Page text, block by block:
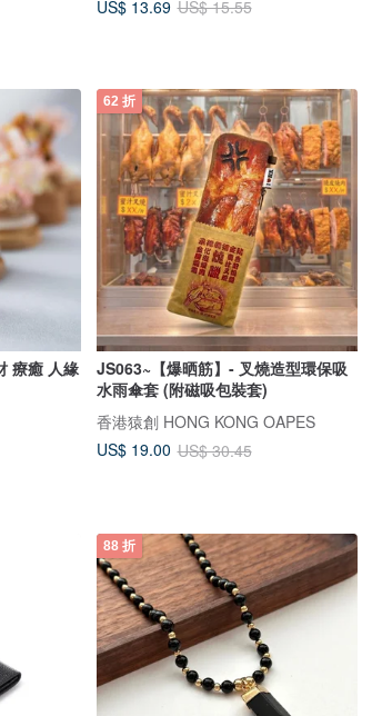
US$ 13.69 US$ 15.55
療癒 人緣
62 折
JS063~【爆晒筋】- 叉燒造型環保吸
水雨傘套 (附磁吸包裝套)
香港猿創 HONG KONG OAPES
US$ 19.00 US$ 30.45
88 折